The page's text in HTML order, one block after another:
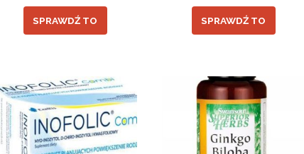
SPRAWDŹ TO SPRAWDŹ TO